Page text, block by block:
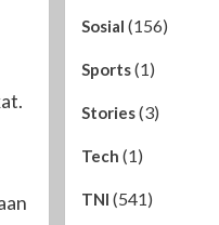
Sosial (156)
Sports(1)
Stories(3)
Tech (1)
TNI (541)